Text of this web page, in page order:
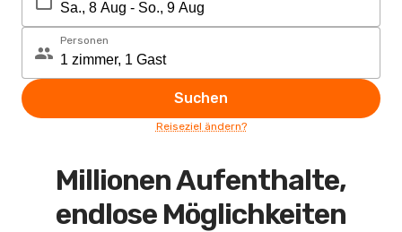
Personen
Suchen
Reiseziel ändern?
Millionen Aufenthalte,
endlose Möglichkeiten